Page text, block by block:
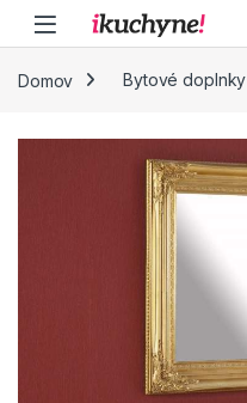
Skip to navigation
Skip to content
Domov Bytové doplnky